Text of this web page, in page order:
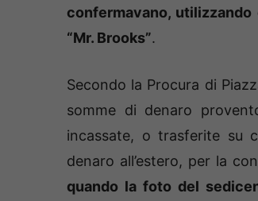
confermavano,
“Mr. Brooks”.
Secondo la Procura di
somme di denaro
incassate, o trasferite su
denaro all’estero, per la
quando la foto del